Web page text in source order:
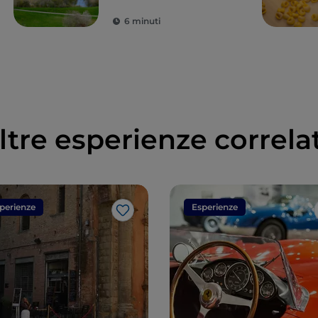
6 minuti
esperienze
Like
Esperienze